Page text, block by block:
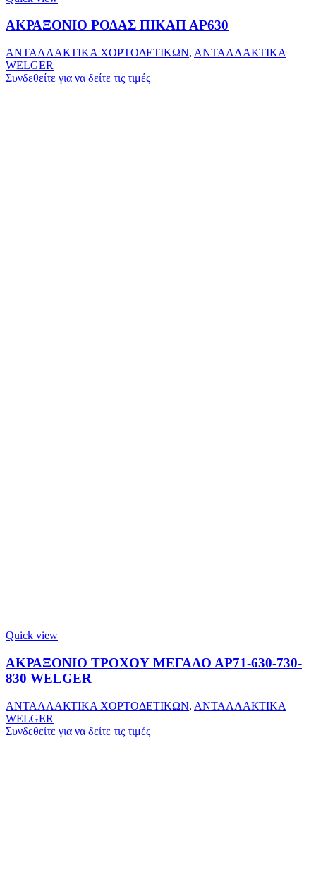
ΑΚΡΑΞΟΝΙΟ ΡΟΔΑΣ ΠΙΚΑΠ ΑΡ630
ΑΝΤΑΛΛΑΚΤΙΚΑ ΧΟΡΤΟΔΕΤΙΚΩΝ, ΑΝΤΑΛΛΑΚΤΙΚΑ
WELGER
Συνδεθείτε για να δείτε τις τιμές
Quick view
ΑΚΡΑΞΟΝΙΟ ΤΡΟΧΟΥ ΜΕΓΑΛΟ ΑΡ71-630-730-
830 WELGER
ΑΝΤΑΛΛΑΚΤΙΚΑ ΧΟΡΤΟΔΕΤΙΚΩΝ, ΑΝΤΑΛΛΑΚΤΙΚΑ
WELGER
Συνδεθείτε για να δείτε τις τιμές